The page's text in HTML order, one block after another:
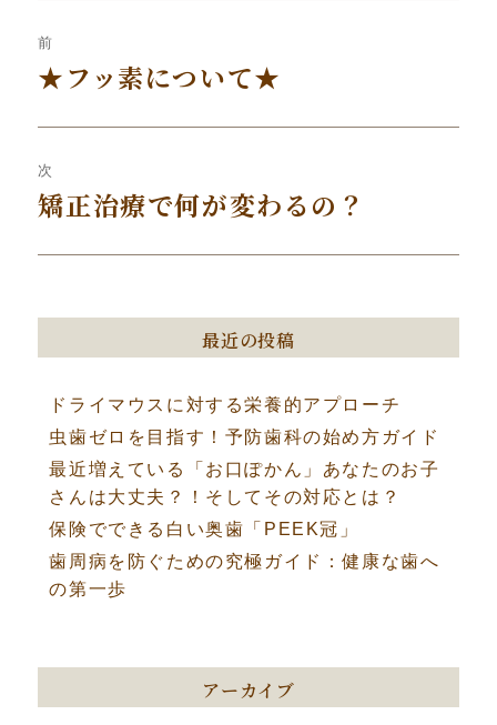
稿
ゲ
ョ
ン
前
前
投
稿:
★フッ素について★
次
次
投
矯正治療で何が変わるの？
最近の投稿
ドライマウスに対する栄養的アプローチ
虫歯ゼロを目指す！予防歯科の始め方ガイド
最近増えている「お口ぽかん」あなたのお子
さんは大丈夫？！そしてその対応とは？
保険でできる白い奥歯「PEEK冠」
歯周病を防ぐための究極ガイド：健康な歯へ
の第一歩
アーカイブ